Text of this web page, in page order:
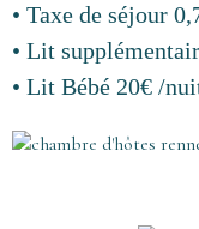
• Taxe de séjour
• Lit
• Lit Bébé 20€ /